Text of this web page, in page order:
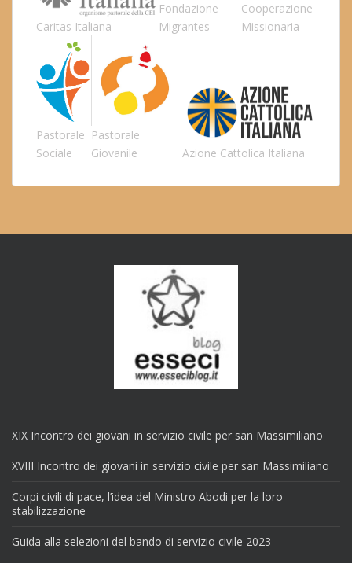
Caritas Italiana
Fondazione
Migrantes
Cooperazione
Missionaria
Pastorale
Sociale
Pastorale
Giovanile
Azione Cattolica Italiana
XIX Incontro dei giovani in servizio civile per san Massimiliano
XVIII Incontro dei giovani in servizio civile per san Massimiliano
Corpi civili di pace, l’idea del Ministro Abodi per la loro
stabilizzazione
Guida alla selezioni del bando di servizio civile 2023